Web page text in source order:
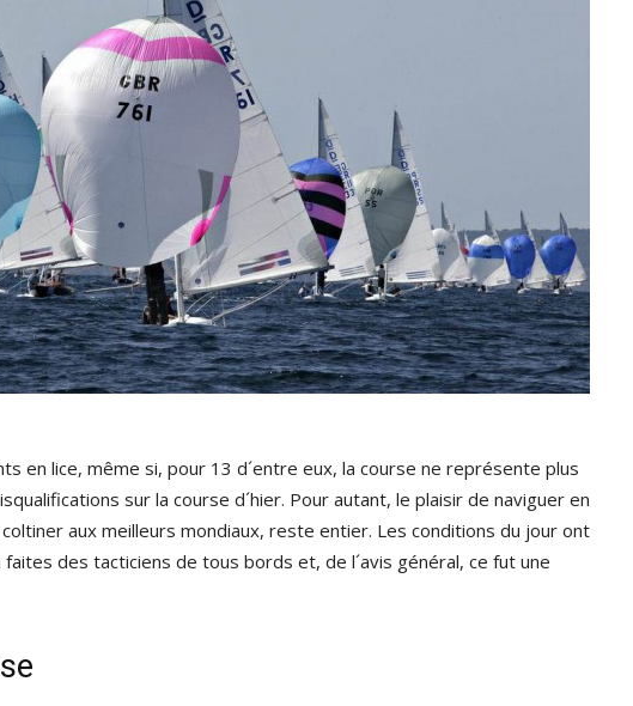
en lice, même si, pour 13 d´entre eux, la course ne représente plus
sur la course d´hier. Pour autant, le plaisir de naviguer en
aux meilleurs mondiaux, reste entier. Les conditions du jour ont
des tacticiens de tous bords et, de l´avis général, ce fut une